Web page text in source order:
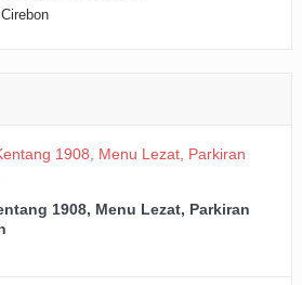
1908, Menu Lezat, Parkiran